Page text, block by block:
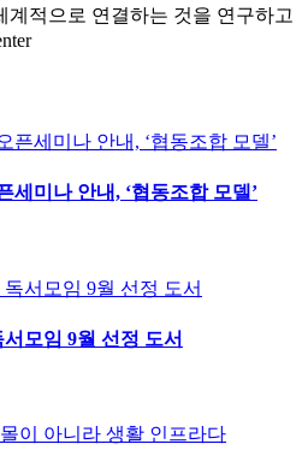
계적으로 연결하는 것을 연구하고
세미나 안내, ‘협동조합 모델’
모임 9월 선정 도서